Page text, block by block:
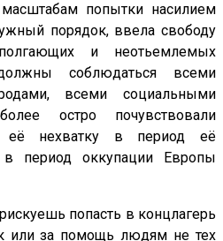
попытки насилием
порядок, ввела свободу
и неотьемлемых
соблюдаться всеми
всеми социальными
остро почувствовали
её нехватку в период её
в период оккупации Европы
попасть в концлагерь
или за помощь людям не тех